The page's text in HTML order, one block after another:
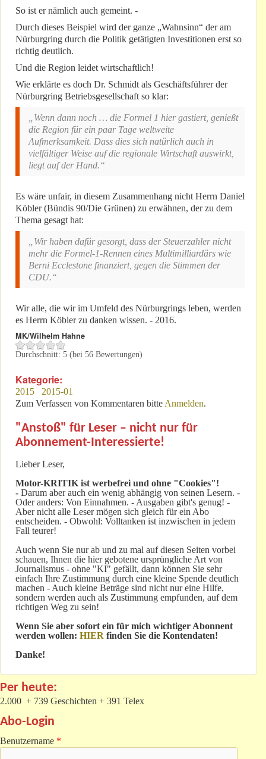
So ist er nämlich auch gemeint. -
Durch dieses Beispiel wird der ganze „Wahnsinn“ der am
Nürburgring durch die Politik getätigten Investitionen erst so
richtig deutlich.
Und die Region leidet wirtschaftlich!
Wie erklärte es doch Dr. Schmidt als Geschäftsführer der
Nürburgring Betriebsgesellschaft so klar:
„Wenn dann noch … die Formel 1 hier gastiert, genießt
die Region für ein paar Tage weltweite
Aufmerksamkeit. Dass dies sich natürlich auch in
vielfältiger Weise auf die regionale Wirtschaft auswirkt,
liegt auf der Hand.“
Es wäre unfair, in diesem Zusammenhang nicht Herrn Daniel
Köbler (Bündis 90/Die Grünen) zu erwähnen, der zu dem
Thema gesagt hat:
„Wir haben dafür gesorgt, dass der Steuerzahler nicht
mehr die Formel-1-Rennen eines Multimilliardärs wie
Berni Ecclestone finanziert, gegen die Stimmen der
CDU.“
Wir alle, die wir im Umfeld des Nürburgrings leben, werden
es Herrn Köbler zu danken wissen. - 2016.
MK/Wilhelm Hahne
Durchschnitt: 5 (bei 56 Bewertungen)
Kategorie:
2015
2015-01
Zum Verfassen von Kommentaren bitte Anmelden.
"Anstoß" für Leser – nicht nur für
Abonnement-Interessierte!
Lieber Leser,
Motor-KRITIK ist werbefrei und ohne "Cookies"!
- Darum aber auch ein wenig abhängig von seinen Lesern. -
Oder anders: Von Einnahmen. - Ausgaben gibt's genug! -
Aber nicht alle Leser mögen sich gleich für ein Abo
entscheiden. - Obwohl: Volltanken ist inzwischen in jedem
Fall teurer!
Auch wenn Sie nur ab und zu mal auf diesen Seiten vorbei
schauen, Ihnen die hier gebotene ursprüngliche Art von
Journalismus - ohne "KI" gefällt, dann können Sie sehr
einfach Ihre Zustimmung durch eine kleine Spende deutlich
machen - Auch kleine Beträge sind nicht nur eine Hilfe,
sondern werden auch als Zustimmung empfunden, auf dem
richtigen Weg zu sein!
Wenn Sie aber sofort ein für mich wichtiger Abonnent
werden wollen: HIER finden Sie die Kontendaten!
Danke!
Per heute:
2.000 + 739 Geschichten + 391 Telex
Abo-Login
Benutzername *